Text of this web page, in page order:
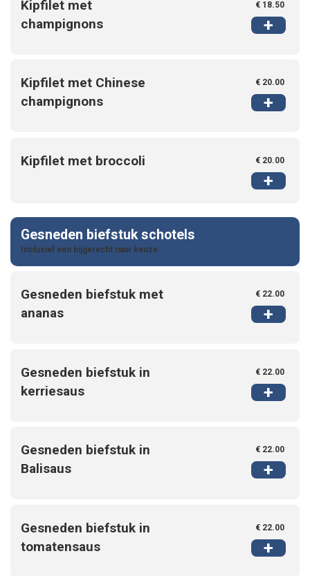
Kipfilet met
champignons
€ 18.50
+
Kipfilet met Chinese
champignons
€ 20.00
+
Kipfilet met broccoli € 20.00
+
Gesneden biefstuk schotels
Inclusief een bijgerecht naar keuze
Gesneden biefstuk met
ananas
€ 22.00
+
Gesneden biefstuk in
kerriesaus
€ 22.00
+
Gesneden biefstuk in
Balisaus
€ 22.00
+
Gesneden biefstuk in
tomatensaus
€ 22.00
+